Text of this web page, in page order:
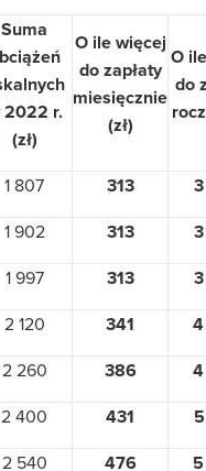
Suma
2022 r.
(zł)
O ile więcej
do zapłaty
miesięcznie
(zł)
O
do
1 807 313
1 902 313
1 997 313
2 120 341
2 260 386
2 400 431
2 540 476